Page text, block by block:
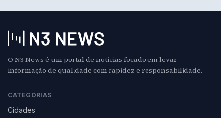
O N3 News é um portal de notícias focado em levar
informação de qualidade com rapidez e responsabilidade.
CATEGORIAS
Cidades